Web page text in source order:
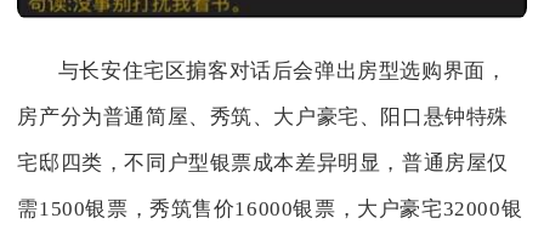
与长安住宅区掮客对话后会弹出房型选购界面，
房产分为普通简屋、秀筑、大户豪宅、阳口悬钟特殊
宅邸四类，不同户型银票成本差异明显，普通房屋仅
需1500银票，秀筑售价16000银票，大户豪宅32000银